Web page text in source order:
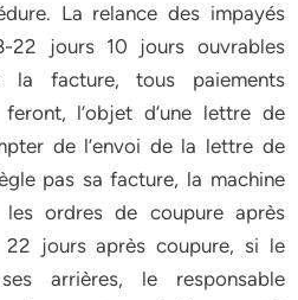
La relance des impayés
22 jours 10 jours ouvrables
la facture, tous paiements
l’objet d’une lettre de
de l’envoi de la lettre de
pas sa facture, la machine
les ordres de coupure après
22 jours après coupure, si le
arrières, le responsable